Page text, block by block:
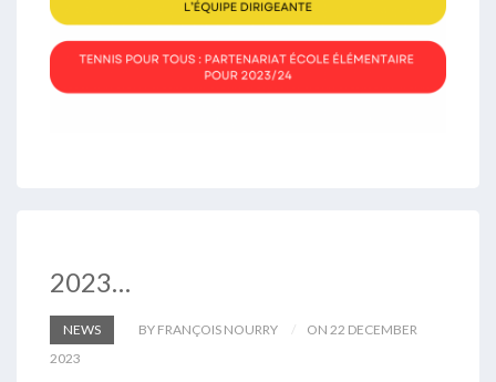
2023…
NEWS BY FRANÇOIS NOURRY
ON 22 DECEMBER
2023